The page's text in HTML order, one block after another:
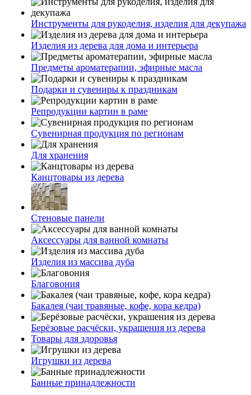
Инструменты для рукоделия, изделия для декупажа
Изделия из дерева для дома и интерьера
Предметы ароматерапии, эфирные масла
Подарки и сувениры к праздникам
Репродукции картин в раме
Сувенирная продукция по регионам
Для хранения
Канцтовары из дерева
Стеновые панели
Аксессуары для ванной комнаты
Изделия из массива дуба
Благовония
Бакалея (чаи травяные, кофе, кора кедра)
Берёзовые расчёски, украшения из дерева
Товары для здоровья
Игрушки из дерева
Банные принадлежности